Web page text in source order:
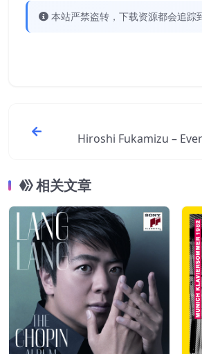
本站严禁盗转，下载资源都会追
Hiroshi Fukamizu –
相关文章